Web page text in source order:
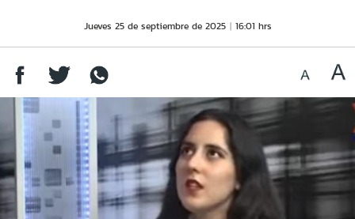
Jueves 25 de septiembre de 2025 16:01 hrs